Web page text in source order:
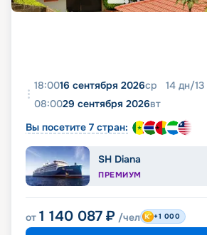
18:0016 сентября 2026ср 14 дн/13
08:0029 сентября 2026вт
Вы посетите 7 стран:
SH Diana
ПРЕМИУМ
от 1 140 087 ₽ /чел +1 000